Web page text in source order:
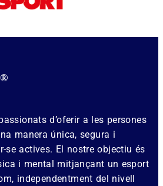
®
d’oferir a les persones
manera única, segura i
se actives. El nostre objectiu és
i mental mitjançant un esport
independentment del nivell